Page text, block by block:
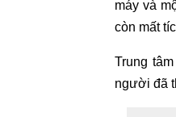
máy và
còn mất
Trung
người đã